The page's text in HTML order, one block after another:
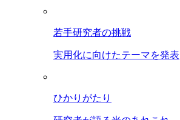
若手研究者の挑戦
実用化に向けたテーマを発表
ひかりがたり